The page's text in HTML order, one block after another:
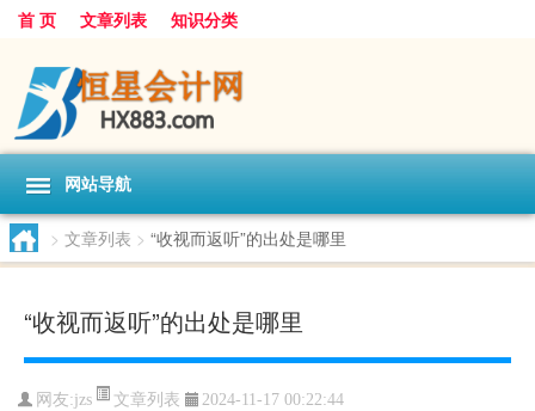
首 页 文章列表 知识分类
网站导航
> 文章列表 > “收视而返听”的出处是哪里
“收视而返听”的出处是哪里
网友:jzs 文章列表 2024-11-17 00:22:44